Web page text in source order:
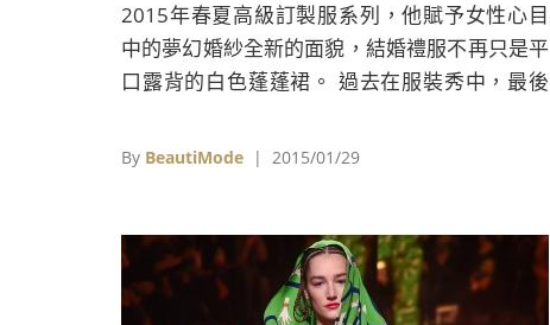
2015年春夏高級訂製服系列，他賦予女性心目
中的夢幻婚紗全新的面貌，結婚禮服不再只是平
口露背的白色蓬蓬裙。 過去在服裝秀中，最後
則的Jean Paul Gaultier，這次則反其道而行，用
念的結婚禮服。
By BeautiMode | 2015/01/29